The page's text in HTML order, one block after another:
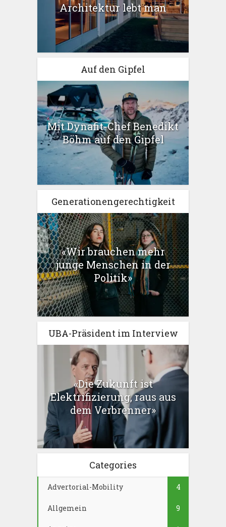
Architektur lebt man
Auf den Gipfel
Mit Dynafit-Chef Benedikt
Böhm auf den Gipfel
Generationengerechtigkeit
«Wir brauchen mehr
junge Menschen in der
Politik»
UBA-Präsident im Interview
«Die Zukunft ist
Elektrifizierung, raus aus
dem Verbrenner»
Categories
Advertorial-Mobility 4
Allgemein 9